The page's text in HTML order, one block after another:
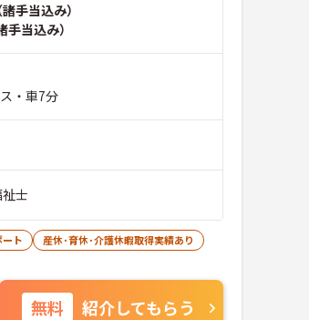
手当込み）
手当込み）
・車7分
士
ト
産休･育休･介護休暇取得実績あり
無料 紹介してもらう